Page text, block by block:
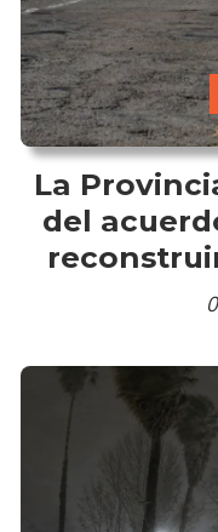
La
del